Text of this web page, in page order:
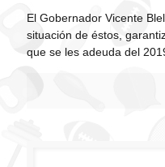
El Gobernador Vicente
situación de éstos,
que se les adeuda del